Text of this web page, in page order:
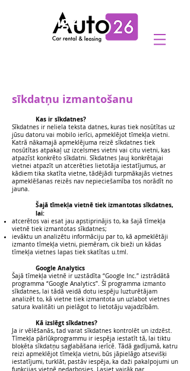
Heading 4
sīkdatņu izmantošanu
Kas ir sīkdatnes?
Sīkdatnes ir neliela teksta datnes, kuras tiek nosūtītas uz
jūsu datoru vai mobilo ierīci, apmeklējot tīmekļa vietni.
Katrā nākamajā apmeklējuma reizē sīkdatnes tiek
nosūtītas atpakaļ uz izcelsmes vietni vai citu vietni, kas
atpazīst konkrēto sīkdatni. Sīkdatnes ļauj konkrētajai
vietnei atpazīt un atcerēties lietotāja iestatījumus, ar
kādiem tika skatīta vietne, tādējādi turpmākajās vietnes
apmeklēšanas reizēs nav nepieciešamība tos norādīt no
jauna.
Šajā tīmekļa vietnē tiek izmantotas sīkdatnes,
lai:
atcerētos vai esat jau apstiprinājis to, ka šajā tīmekļa
vietnē tiek izmantotas sīkdatnes;
ievāktu un analizētu informāciju par to, kā apmeklētāji
izmanto tīmekļa vietni, piemēram, cik bieži un kādas
tīmekļa vietnes lapas tiek skatītas u.tml.
Google Analytics
Šajā tīmekļa vietnē ir uzstādīta “Google Inc.” izstrādātā
programma “Google Analytics”. Šī programma izmanto
sīkdatnes, lai tādā veidā dotu iespēju luzturētājam
analizēt to, kā vietne tiek izmantota un uzlabot vietnes
satura kvalitāti un pielāgot to lietotāju vajadzībām.
Kā izslēgt sīkdatnes?
Ja ir vēlēšanās, tad varat sīkdatnes kontrolēt un izdzēst.
Tīmekļa pārlūkprogrammu ir iespēja iestatīt tā, lai tiktu
bloķēta sīkdatņu saglabāšana ierīcē. Tādā gadījumā, katru
reizi apmeklējot tīmekļa vietni, būs jāpielāgo atsevišķi
iestatījumi, turklāt, pastāv iespēja, ka daži pakalpojumi un